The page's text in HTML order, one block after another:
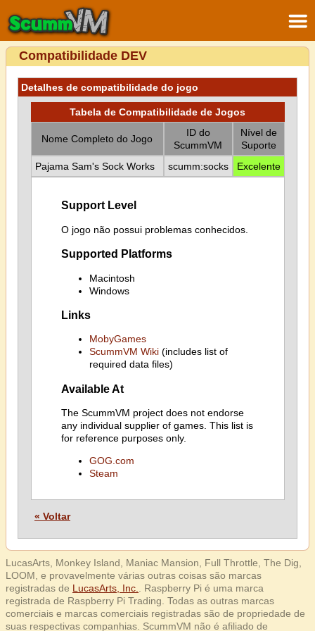
Compatibilidade DEV
Detalhes de compatibilidade do jogo
Tabela de Compatibilidade de Jogos
Nome Completo do Jogo
ID do
ScummVM
Nível de
Suporte
Pajama Sam's Sock Works
scumm:socks Excelente
Support Level
O jogo não possui problemas conhecidos.
Supported Platforms
Macintosh
Windows
Links
MobyGames
ScummVM Wiki(includes list of
required data files)
Available At
The ScummVM project does not endorse
any individual supplier of games. This list is
for reference purposes only.
GOG.com
Steam
« Voltar
LucasArts, Monkey Island, Maniac Mansion, Full Throttle, The Dig,
LOOM, e provavelmente várias outras coisas são marcas
registradas de LucasArts, Inc.
. Raspberry Pi é uma marca
registrada de Raspberry Pi Trading. Todas as outras marcas
comerciais e marcas comerciais registradas são de propriedade de
suas respectivas companhias. ScummVM não é afiliado de